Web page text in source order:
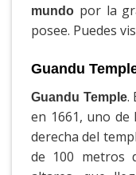
mundo por la
posee. Puedes
Guandu
Guandu Temple.
en 1661, uno de
derecha del
de 100 metros